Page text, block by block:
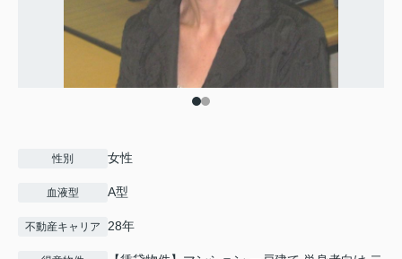
性別 女性
血液型 A型
不動産キャリア 28年